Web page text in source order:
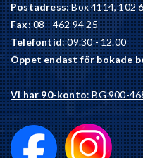
Postadress: Box 4114, 102
Fax: 08 - 462 94 25
Telefontid: 09.30 - 12.00
Öppet endast för bokade
Vi har 90-konto: BG 900-